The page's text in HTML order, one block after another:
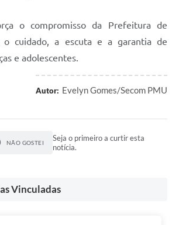
o compromisso da Prefeitura de
o cuidado, a escuta e a garantia de
e adolescentes.
Autor: Evelyn Gomes/Secom PMU
NÃO GOSTEI
Seja o primeiro a curtir esta
notícia.
Vinculadas